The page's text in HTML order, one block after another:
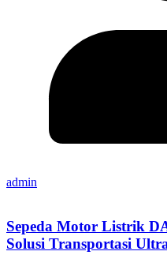
admin
Sepeda Motor Listrik
Solusi Transportasi